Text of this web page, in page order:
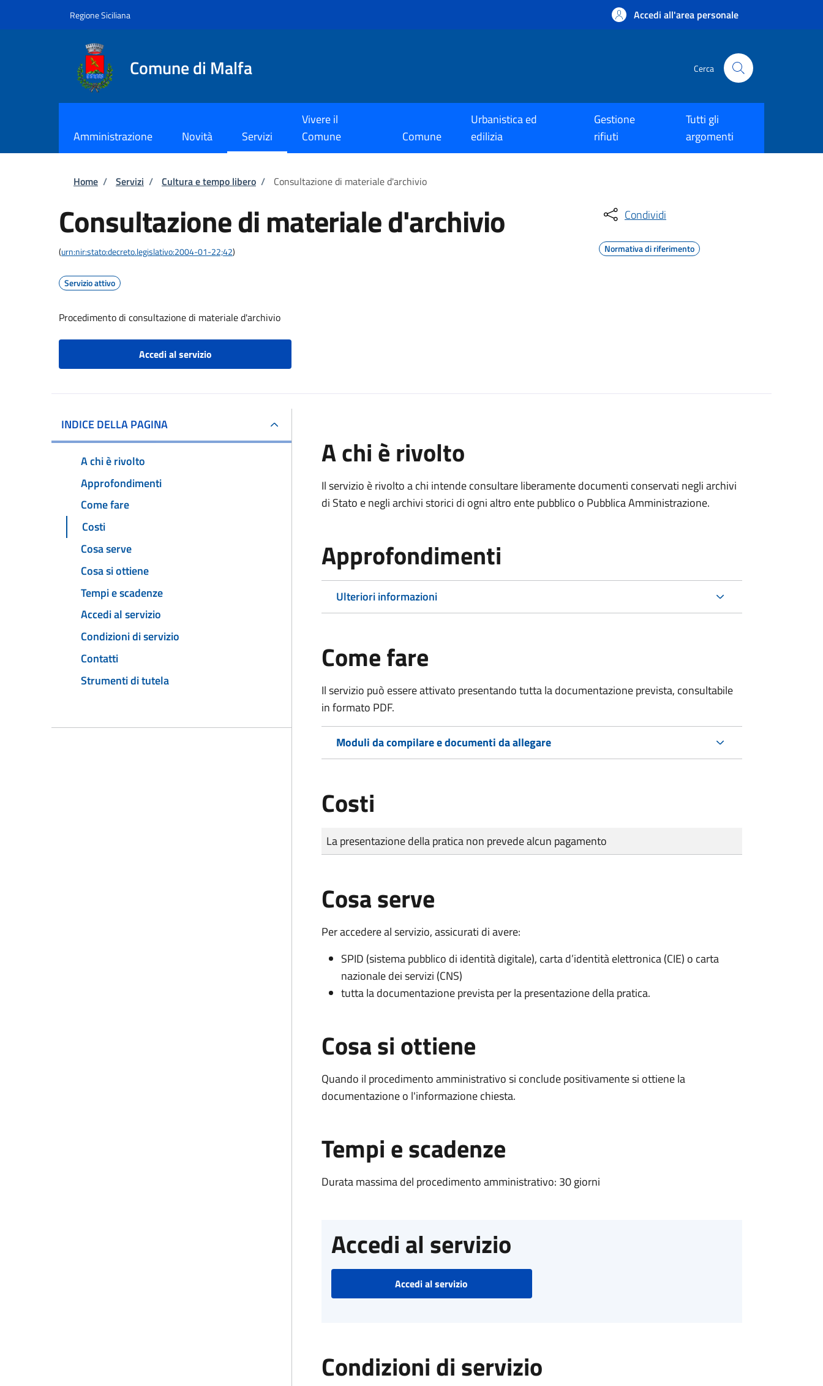
Regione Siciliana Accedi all'area personale
Comune di Malfa Cerca
Amministrazione Novità Servizi
Vivere il
Comune
Comune
Urbanistica ed
edilizia
Gestione
rifiuti
Tutti gli
argomenti
Briciole di pane
Home / Servizi / Cultura e tempo libero / Consultazione di materiale d'archivio
Consultazione di materiale d'archivio
(urn:nir:stato:decreto.legislativo:2004-01-22;42)
Servizio attivo
Procedimento di consultazione di materiale d'archivio
Accedi al servizio
Condividi
Normativa di riferimento
INDICE DELLA PAGINA
A chi è rivolto
Approfondimenti
Come fare
Costi
Cosa serve
Cosa si ottiene
Tempi e scadenze
Accedi al servizio
Condizioni di servizio
Contatti
Strumenti di tutela
A chi è rivolto
Il servizio è rivolto a chi intende consultare liberamente documenti conservati negli archivi
di Stato e negli archivi storici di ogni altro ente pubblico o Pubblica Amministrazione.
Approfondimenti
Ulteriori informazioni
Come fare
Il servizio può essere attivato presentando tutta la documentazione prevista, consultabile
in formato PDF.
Moduli da compilare e documenti da allegare
Costi
Tipo di pagamento
Importo
La presentazione della pratica non prevede alcun pagamento
Cosa serve
Per accedere al servizio, assicurati di avere:
SPID (sistema pubblico di identità digitale), carta d’identità elettronica (CIE) o carta
nazionale dei servizi (CNS)
tutta la documentazione prevista per la presentazione della pratica.
Cosa si ottiene
Quando il procedimento amministrativo si conclude positivamente si ottiene la
documentazione o l'informazione chiesta.
Tempi e scadenze
Durata massima del procedimento amministrativo: 30 giorni
Accedi al servizio
Accedi al servizio
Condizioni di servizio